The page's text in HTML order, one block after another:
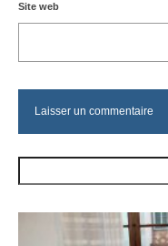
Site web